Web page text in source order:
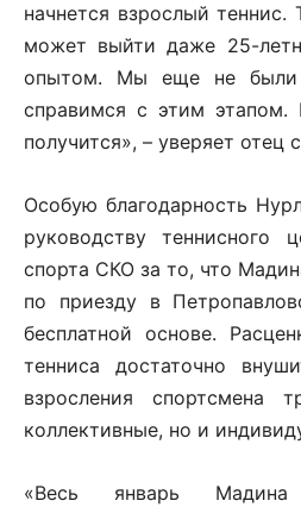
начнется взрослый
может выйти даже 25-
опытом. Мы еще не были
справимся с этим
получится», – уверяет отец
Особую благодарность
руководству теннисного
спорта СКО за то, что
по приезду в
бесплатной основе.
тенниса достаточно
взросления спортсмена
коллективные, но и
«Весь январь